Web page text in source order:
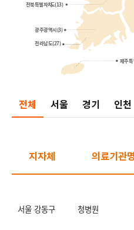
전체 서울 경기 인천
지자체 의료기관명
서울 강동구 청병원